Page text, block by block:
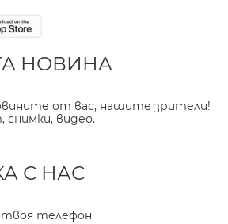
НОВИНА
от вас, нашите зрители!
видео.
С НАС
твоя телефон